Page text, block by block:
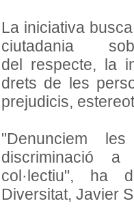
La iniciativa
ciutadania
del respecte, la
drets de les
prejudicis,
"Denunciem
discriminació
col·lectiu", ha
Diversitat, Javier